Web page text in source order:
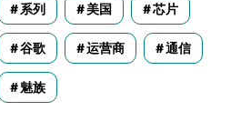
系列 美国 芯片
谷歌 运营商 通信
魅族